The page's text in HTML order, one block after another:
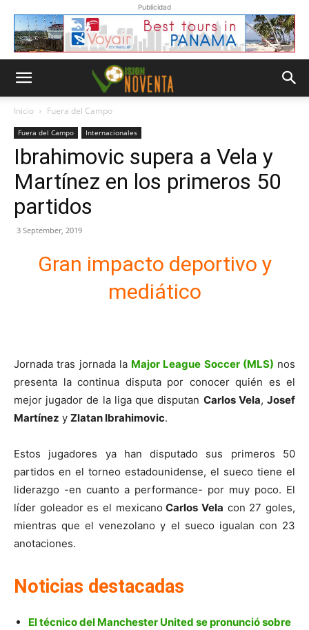
Publicidad
Inicio Fuera del Campo
Fuera del Campo Internacionales
Ibrahimovic supera a Vela y
Martínez en los primeros 50
partidos
3 September, 2019
Gran impacto deportivo y
mediático
Jornada tras jornada la Major League Soccer (MLS) nos
presenta la continua disputa por conocer quién es el
mejor jugador de la liga que disputan Carlos Vela,Josef
Martínez y Zlatan Ibrahimovic.
Estos jugadores ya han disputado sus primeros 50
partidos en el torneo estadounidense, el sueco tiene el
liderazgo -en cuanto a performance- por muy poco. El
líder goleador es el mexicano Carlos Vela con 27 goles,
mientras que el venezolano y el sueco igualan con 23
anotaciones.
Noticias destacadas
El técnico del Manchester United se pronunció sobre